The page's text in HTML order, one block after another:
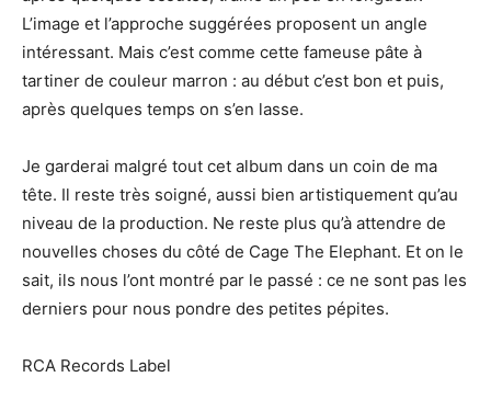
L’image et l’approche suggérées proposent un angle
intéressant. Mais c’est comme cette fameuse pâte à
tartiner de couleur marron : au début c’est bon et puis,
après quelques temps on s’en lasse.
Je garderai malgré tout cet album dans un coin de ma
tête. Il reste très soigné, aussi bien artistiquement qu’au
niveau de la production. Ne reste plus qu’à attendre de
nouvelles choses du côté de Cage The Elephant. Et on le
sait, ils nous l’ont montré par le passé : ce ne sont pas les
derniers pour nous pondre des petites pépites.
RCA Records Label